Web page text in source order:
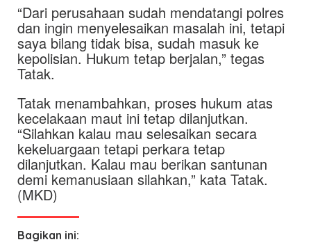
“Dari perusahaan sudah mendatangi polres
dan ingin menyelesaikan masalah ini, tetapi
saya bilang tidak bisa, sudah masuk ke
kepolisian. Hukum tetap berjalan,” tegas
Tatak.
Tatak menambahkan, proses hukum atas
kecelakaan maut ini tetap dilanjutkan.
“Silahkan kalau mau selesaikan secara
kekeluargaan tetapi perkara tetap
dilanjutkan. Kalau mau berikan santunan
demi kemanusiaan silahkan,” kata Tatak.
(MKD)
Bagikan ini: